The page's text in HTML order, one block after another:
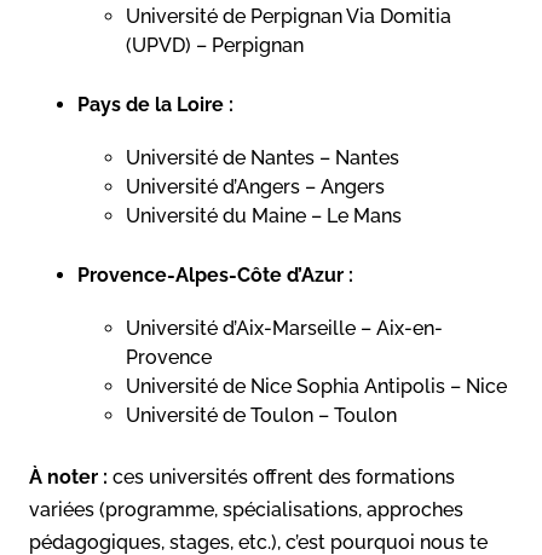
Université de Perpignan Via Domitia
(UPVD) – Perpignan
Pays de la Loire :
Université de Nantes – Nantes
Université d’Angers – Angers
Université du Maine – Le Mans
Provence-Alpes-Côte d’Azur :
Université d’Aix-Marseille – Aix-en-
Provence
Université de Nice Sophia Antipolis – Nice
Université de Toulon – Toulon
À noter : ces universités offrent des formations
variées (programme, spécialisations, approches
pédagogiques, stages, etc.), c’est pourquoi nous te